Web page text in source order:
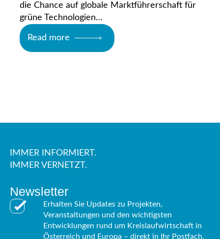
die Chance auf globale Marktführerschaft für
grüne Technologien…
Read more
IMMER INFORMIERT.
IMMER VERNETZT.
Newsletter
Erhalten Sie Updates zu Projekten,
Veranstaltungen und den wichtigsten
Entwicklungen rund um Kreislaufwirtschaft in
Österreich und Europa – direkt in Ihr Postfach.